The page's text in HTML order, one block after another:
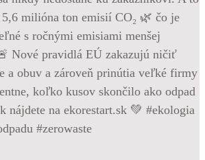
5,6 milióna ton emisií CO₂ 🌿 čo je
s ročnými emisiami menšej
Nové pravidlá EÚ zakazujú ničiť
a obuv a zároveň prinútia veľké firmy
koľko kusov skončilo ako odpad
nájdete na ekorestart.sk 💚 #ekologia
#zerowaste